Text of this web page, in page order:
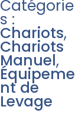
Catégorie
s :
Chariots,
Chariots
Manuel,
Équipeme
nt de
Levage